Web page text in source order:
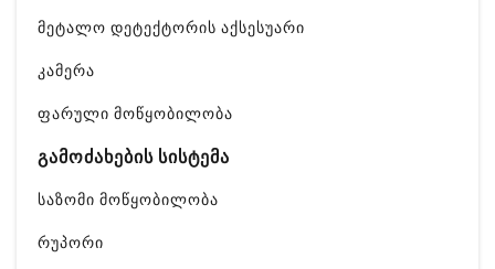
მეტალო დეტექტორის აქსესუარი
კამერა
ფარული მოწყობილობა
გამოძახების სისტემა
საზომი მოწყობილობა
რუპორი